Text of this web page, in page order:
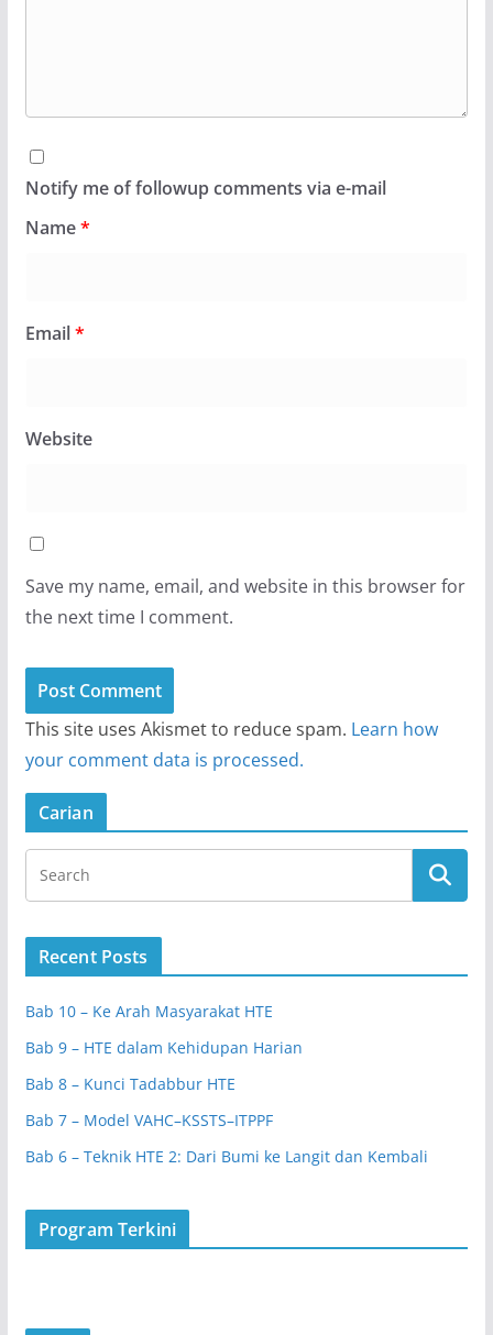
Notify me of followup comments via e-mail
Name*
Email*
Website
Save my name, email, and website in this browser for
the next time I comment.
This site uses Akismet to reduce spam. Learn how
your comment data is processed.
Carian
Recent Posts
Bab 10 – Ke Arah Masyarakat HTE
Bab 9 – HTE dalam Kehidupan Harian
Bab 8 – Kunci Tadabbur HTE
Bab 7 – Model VAHC–KSSTS–ITPPF
Bab 6 – Teknik HTE 2: Dari Bumi ke Langit dan Kembali
Program Terkini